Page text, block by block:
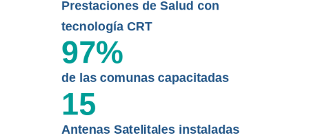
Prestaciones de Salud con
tecnología CRT
de las comunas capacitadas
97%
Antenas Satelitales instaladas
15